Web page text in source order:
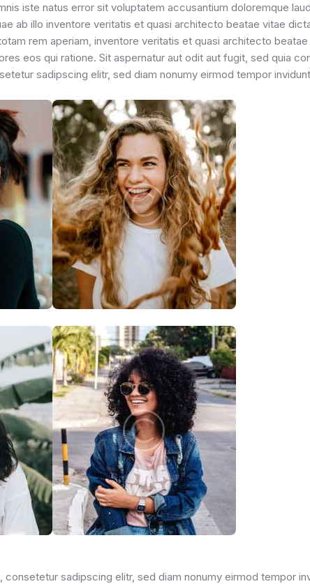
iste natus error sit voluptatem accusantium doloremque
ab illo inventore veritatis et quasi architecto beatae vitae
rem aperiam, inventore veritatis et quasi architecto
eos qui ratione. Sit aspernatur aut odit aut fugit, sed quia
sadipscing elitr, sed diam nonumy eirmod tempor
consetetur sadipscing elitr, sed diam nonumy eirmod tempor